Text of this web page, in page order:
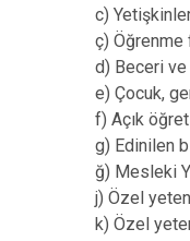
c)
ç) Öğrenme
d) Beceri
e) Çocuk,
f) Açık
g) Edinilen
ğ) Mesleki
j) Özel
k) Özel